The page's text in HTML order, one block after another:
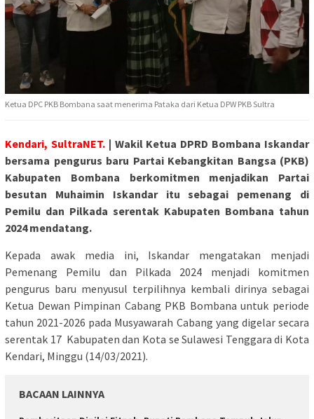
Ketua DPC PKB Bombana saat menerima Pataka dari Ketua DPW PKB Sultra
Kendari, SultraNET.| Wakil Ketua DPRD Bombana Iskandar
bersama pengurus baru Partai Kebangkitan Bangsa (PKB)
Kabupaten Bombana berkomitmen menjadikan Partai
besutan Muhaimin Iskandar itu sebagai pemenang di
Pemilu dan Pilkada serentak Kabupaten Bombana tahun
2024 mendatang.
Kepada awak media ini, Iskandar mengatakan menjadi
Pemenang Pemilu dan Pilkada 2024 menjadi komitmen
pengurus baru menyusul terpilihnya kembali dirinya sebagai
Ketua Dewan Pimpinan Cabang PKB Bombana untuk periode
tahun 2021-2026 pada Musyawarah Cabang yang digelar secara
serentak 17 Kabupaten dan Kota se Sulawesi Tenggara di Kota
Kendari, Minggu (14/03/2021).
BACAAN LAINNYA